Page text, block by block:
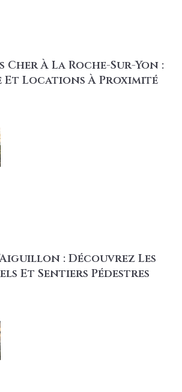
Cher À La Roche-Sur-Yon :
Et Locations À Proximité
: Découvrez Les
Et Sentiers Pédestres